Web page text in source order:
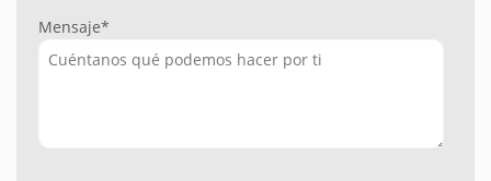
Mensaje*